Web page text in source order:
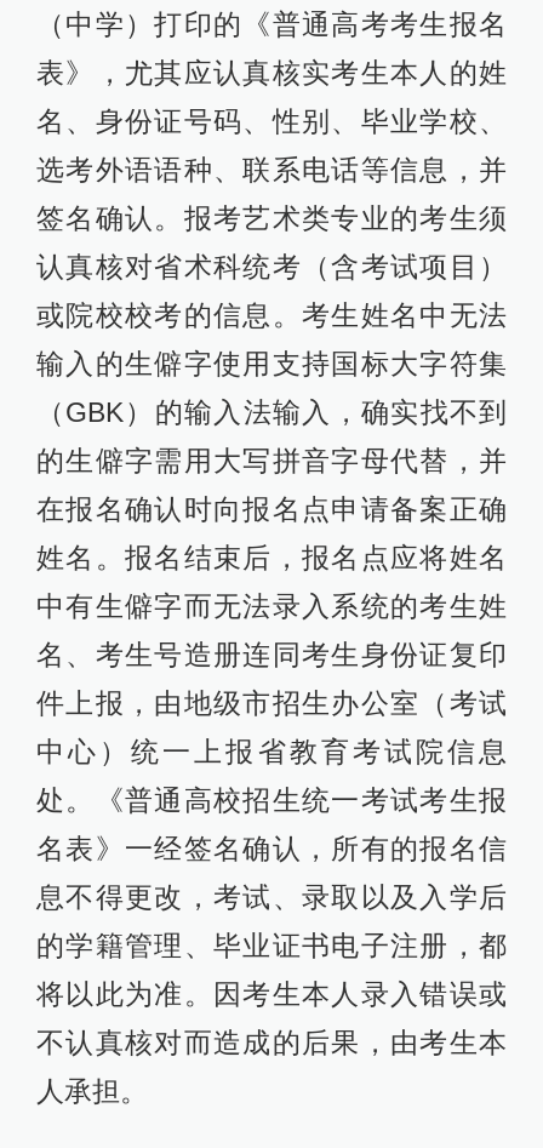
（中学）打印的《普通高考考生报名
表》，尤其应认真核实考生本人的姓
名、身份证号码、性别、毕业学校、
选考外语语种、联系电话等信息，并
签名确认。报考艺术类专业的考生须
认真核对省术科统考（含考试项目）
或院校校考的信息。考生姓名中无法
输入的生僻字使用支持国标大字符集
（GBK）的输入法输入，确实找不到
的生僻字需用大写拼音字母代替，并
在报名确认时向报名点申请备案正确
姓名。报名结束后，报名点应将姓名
中有生僻字而无法录入系统的考生姓
名、考生号造册连同考生身份证复印
件上报，由地级市招生办公室（考试
中心）统一上报省教育考试院信息
处。《普通高校招生统一考试考生报
名表》一经签名确认，所有的报名信
息不得更改，考试、录取以及入学后
的学籍管理、毕业证书电子注册，都
将以此为准。因考生本人录入错误或
不认真核对而造成的后果，由考生本
人承担。